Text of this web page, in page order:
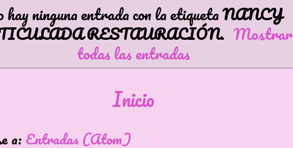
ninguna entrada con la etiquetaNANCY
RESTAURACIÓN. Mostrar
todas las entradas
Inicio
a: Entradas (Atom)